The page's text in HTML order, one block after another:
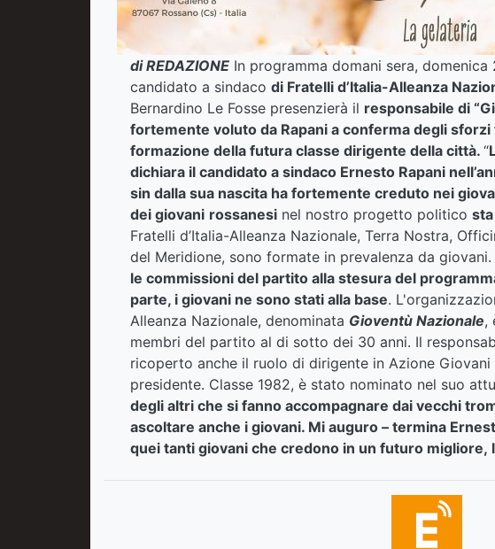
di REDAZIONE In programma domani sera,
candidato a sindaco di Fratelli d’Italia-Alleanza
Bernardino Le Fosse presenzierà il responsabile di
fortemente voluto da Rapani a conferma degli
formazione della futura classe dirigente della città. “
dichiara il candidato a sindaco Ernesto Rapani
sin dalla sua nascita ha fortemente creduto nei
dei giovani rossanesi nel nostro progetto politico
Fratelli d’Italia-Alleanza Nazionale, Terra Nostra,
del Meridione, sono formate in prevalenza da giovani.
le commissioni del partito alla stesura del
parte, i giovani ne sono stati alla base.
Alleanza Nazionale, denominata Gioventù Nazionale,
membri del partito al di sotto dei 30 anni. Il
ricoperto anche il ruolo di dirigente in Azione Giovani
presidente. Classe 1982, è stato nominato nel suo
degli altri che si fanno accompagnare dai vecchi
ascoltare anche i giovani. Mi auguro – termina
quei tanti giovani che credono in un futuro migliore,